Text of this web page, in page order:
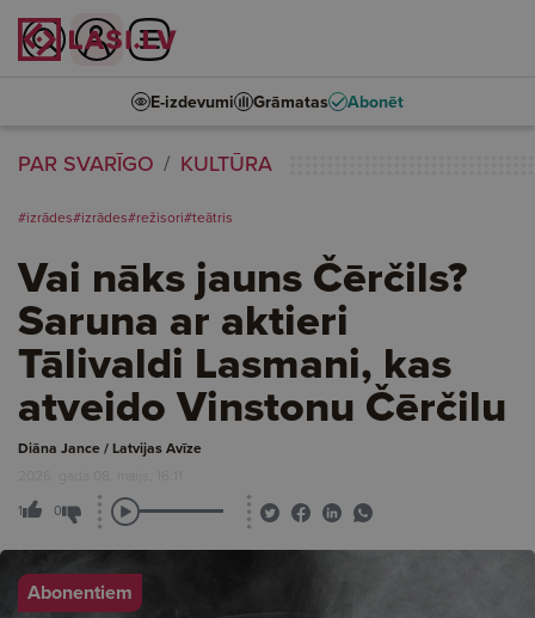
E-izdevumi Grāmatas Abonēt
PAR SVARĪGO KULTŪRA
#izrādes#izrādes#režisori#teātris
Vai nāks jauns Čērčils?
Saruna ar aktieri
Tālivaldi Lasmani, kas
atveido Vinstonu Čērčilu
Diāna Jance / Latvijas Avīze
2026. gada 08. maijs, 16:11
1 0
Abonentiem